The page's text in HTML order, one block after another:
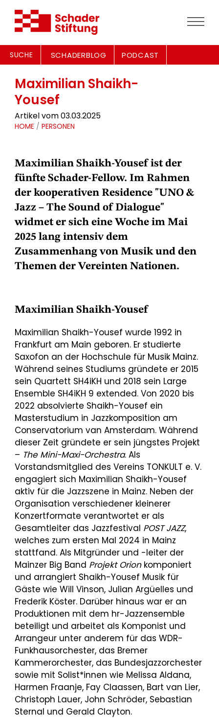
SUCHE SCHADERBLOG PODCAST
Maximilian Shaikh-
Yousef
Artikel vom 03.03.2025
HOME / PERSONEN
Maximilian Shaikh-Yousef ist der
fünfte Schader-Fellow. Im Rahmen
der kooperativen Residence "UNO &
Jazz – The Sound of Dialogue"
widmet er sich eine Woche im Mai
2025 lang intensiv dem
Zusammenhang von Musik und den
Themen der Vereinten Nationen.
Maximilian Shaikh-Yousef
Maximilian Shaikh-Yousef wurde 1992 in
Frankfurt am Main geboren. Er studierte
Saxofon an der Hochschule für Musik Mainz.
Während seines Studiums gründete er 2015
sein Quartett SH4iKH und 2018 sein Large
Ensemble SH4iKH 9 extended. Von 2020 bis
2022 absolvierte Shaikh-Yousef ein
Masterstudium in Jazzkomposition am
Conservatorium van Amsterdam. Während
dieser Zeit gründete er sein jüngstes Projekt
– The Mini-Maxi-Orchestra. Als
Vorstandsmitglied des Vereins TONKULT e. V.
engagiert sich Maximilian Shaikh-Yousef
aktiv für die Jazzszene in Mainz. Neben der
Organisation verschiedener kleinerer
Konzertformate verantwortet er als
Gesamtleiter das Jazzfestival POST JAZZ,
welches zum ersten Mal 2024 in Mainz
stattfand. Als Mitgründer und -leiter der
Mainzer Big Band Projekt Orion komponiert
und arrangiert Shaikh-Yousef Musik für
Gäste wie Will Vinson, Julian Argüelles und
Frederik Köster. Darüber hinaus war er an
Produktionen mit dem hr-Jazzensemble
beteiligt und arbeitet als Komponist und
Arrangeur unter anderem für das WDR-
Funkhausorchester, das Bremer
Kammerorchester, das Bundesjazzorchester
sowie mit Solist*innen wie Melissa Aldana,
Harmen Fraanje, Fay Claassen, Bart van Lier,
Christoph Lauer, John Schröder, Sebastian
Sternal und Gerald Clayton.